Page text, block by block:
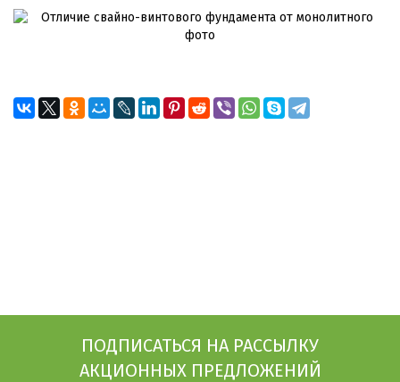
ПОДПИСАТЬСЯ НА РАССЫЛКУ
АКЦИОННЫХ ПРЕДЛОЖЕНИЙ